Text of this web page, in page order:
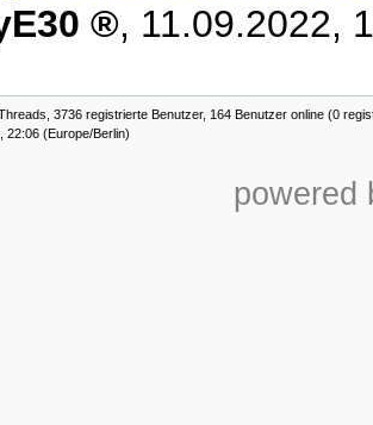
, 11.09.2022,
3736 registrierte Benutzer, 164 Benutzer online (0
22:06 (Europe/Berlin)
powered